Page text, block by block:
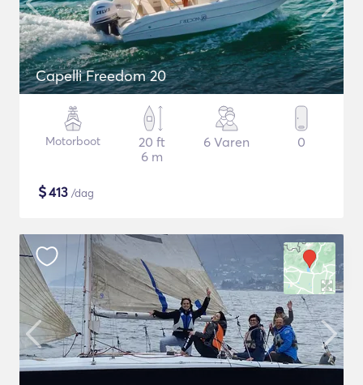
Capelli Freedom 20
Motorboot
20 ft
6 m
6 Varen 0
$413 /dag